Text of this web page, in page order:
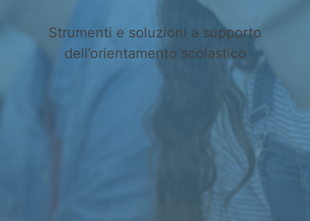
Strumenti e soluzioni a supporto
dell’orientamento scolastico